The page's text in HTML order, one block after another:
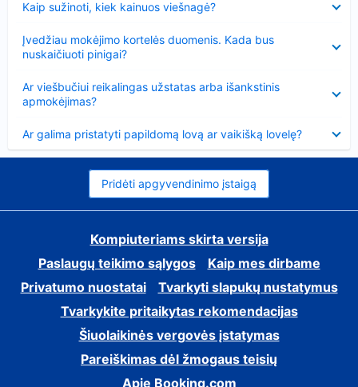
Kaip sužinoti, kiek kainuos viešnagė?
Įvedžiau mokėjimo kortelės duomenis. Kada bus
nuskaičiuoti pinigai?
Ar viešbučiui reikalingas užstatas arba išankstinis
apmokėjimas?
Ar galima pristatyti papildomą lovą ar vaikišką lovelę?
Pridėti apgyvendinimo įstaigą
Kompiuteriams skirta versija
Paslaugų teikimo sąlygos
Kaip mes dirbame
Privatumo nuostatai
Tvarkyti slapukų nustatymus
Tvarkykite pritaikytas rekomendacijas
Šiuolaikinės vergovės įstatymas
Pareiškimas dėl žmogaus teisių
Apie Booking.com